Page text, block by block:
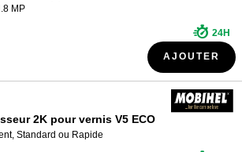
MP
24H
AJOUTER
2K pour vernis V5 ECO
Standard ou Rapide